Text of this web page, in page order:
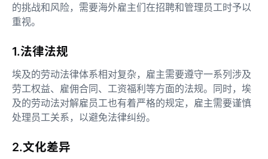
的挑战和风险，需要海外雇主们在招聘和管理员工时予以
重视。
1.法律法规
埃及的劳动法律体系相对复杂，雇主需要遵守一系列涉及
劳工权益、雇佣合同、工资福利等方面的法规。同时，埃
及的劳动法对解雇员工也有着严格的规定，雇主需要谨慎
处理员工关系，以避免法律纠纷。
2.文化差异